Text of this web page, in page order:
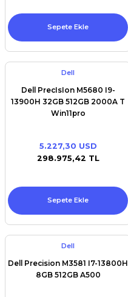
Sepete Ekle
Dell
Dell PrecIsIon M5680 I9-
13900H 32GB 512GB 2000A T
Win11pro
5.227,30 USD
298.975,42 TL
Sepete Ekle
Dell
Dell Precision M3581 I7-13800H
8GB 512GB A500